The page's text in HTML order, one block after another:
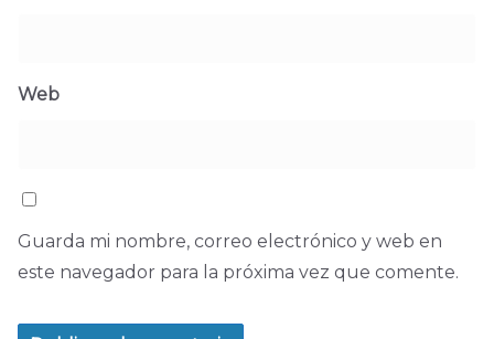
Web
Guarda mi nombre, correo electrónico y web en
este navegador para la próxima vez que comente.